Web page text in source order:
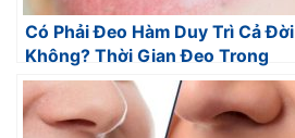
Có Phải Đeo Hàm Duy Trì Cả Đời
Không? Thời Gian Đeo Trong
Bao Lâu